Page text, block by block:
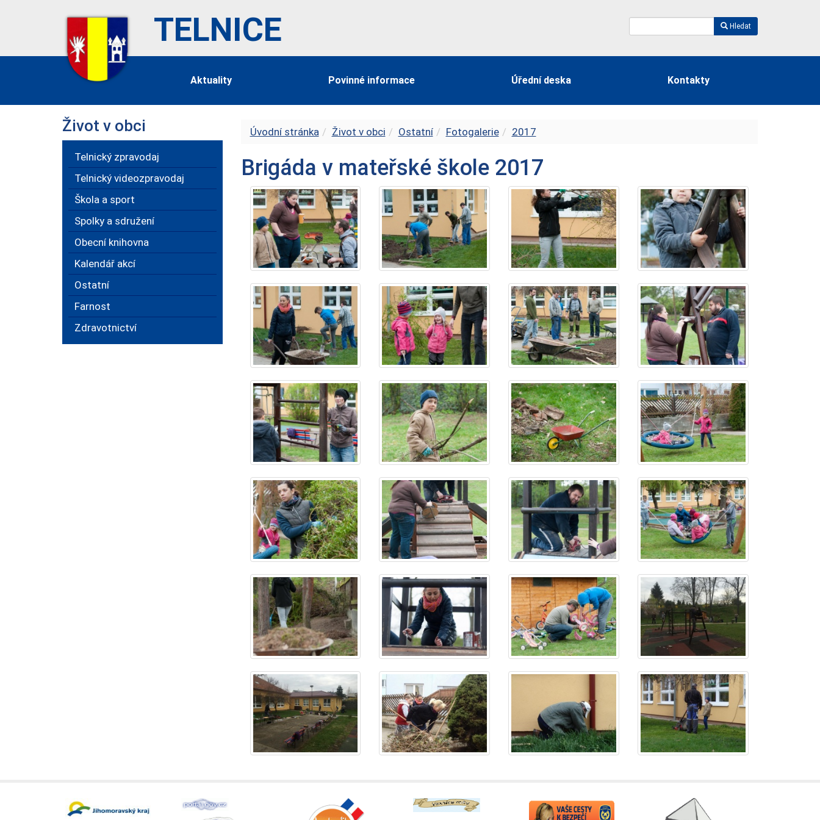
TELNICE Hledat
Aktuality Povinné informace Úřední deska Kontakty
Život v obci
Telnický zpravodaj
Telnický videozpravodaj
Škola a sport
Spolky a sdružení
Obecní knihovna
Kalendář akcí
Ostatní
Farnost
Zdravotnictví
Úvodní stránka Život v obci Ostatní Fotogalerie 2017
Brigáda v mateřské škole 2017